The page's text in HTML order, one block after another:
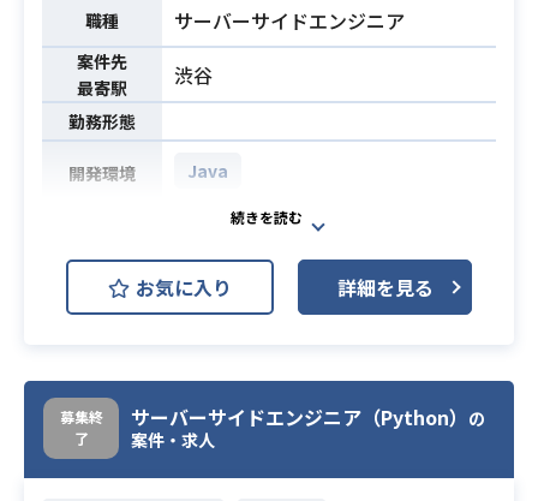
職種 サーバーサイドエンジニア
案件先
最寄駅
渋谷
勤務形態
開発環境 Java
webサービス基盤の開発・運用支援
を担当頂きます。
・Java（SpringBoot）の開発経験が
・基盤系の開発経験のある方
お気に入り 詳細を見る
募集終
了
サーバーサイドエンジニア（Python） の
案件・求人